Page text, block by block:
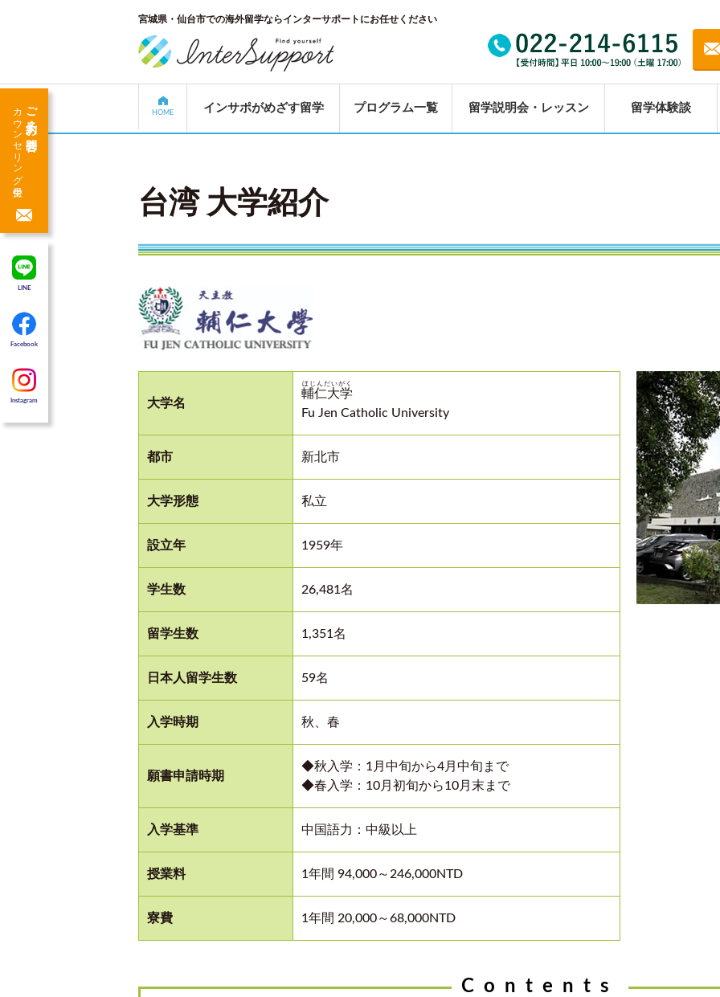
宮城県・仙台市での海外留学ならインターサポートにお任せください
HOME インサポがめざす留学 プログラム一覧 留学説明会・レッスン 留学体験談
ご予約・お問合せ
カウンセリング受付中
LINE
Facebook
Instagram
台湾 大学紹介
大学名
輔仁大学
ほじんだいがく
Fu Jen Catholic University
都市 新北市
大学形態 私立
設立年 1959年
学生数 26,481名
留学生数 1,351名
日本人留学生数 59名
入学時期 秋、春
願書申請時期
◆秋入学：1月中旬から4月中旬まで
◆春入学：10月初旬から10月末まで
入学基準 中国語力：中級以上
授業料 1年間 94,000～246,000NTD
寮費 1年間 20,000～68,000NTD
Contents